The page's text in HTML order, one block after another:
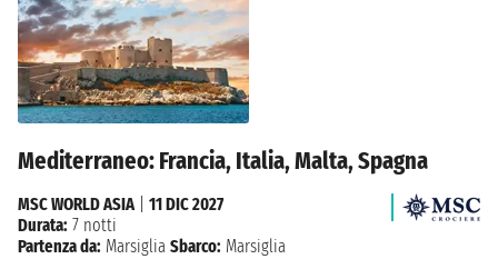
Mediterraneo: Francia, Italia, Malta, Spagna
MSC WORLD ASIA| 11 DIC 2027
Durata: 7 notti
Partenza da: Marsiglia Sbarco: Marsiglia